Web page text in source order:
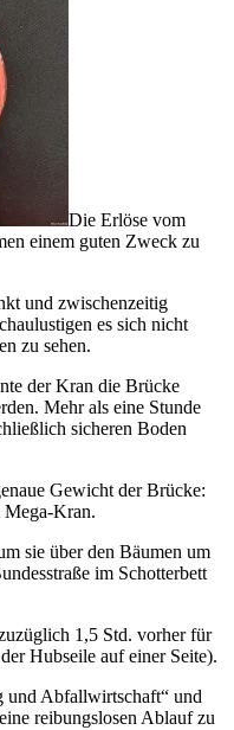
Die Erlöse vom
einem guten Zweck zu
und zwischenzeitig
es sich nicht
zu sehen.
der Kran die Brücke
Mehr als eine Stunde
sicheren Boden
Gewicht der Brücke:
Mega-Kran.
sie über den Bäumen um
im Schotterbett
1,5 Std. vorher für
Hubseile auf einer Seite).
und Abfallwirtschaft“ und
reibungslosen Ablauf zu